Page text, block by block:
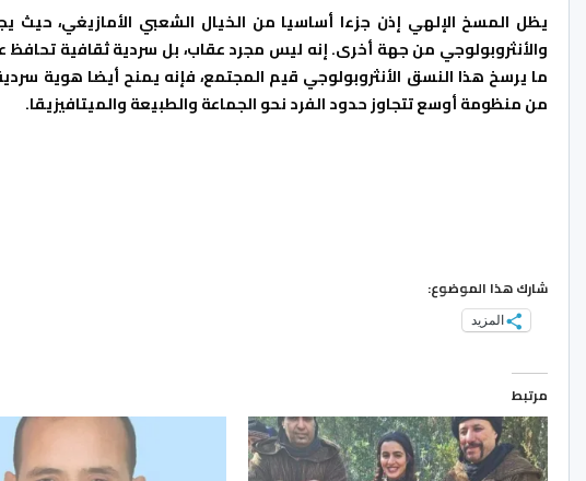
يظل المسخ الإلهي إذن جزءا أساسيا من الخيال الشعبي الأمازيغي، حيث
والأنثروبولوجي من جهة أخرى. إنه ليس مجرد عقاب، بل سردية ثقافية تحافظ
ما يرسخ هذا النسق الأنثروبولوجي قيم المجتمع، فإنه يمنح أيضا هوية
من منظومة أوسع تتجاوز حدود الفرد نحو الجماعة والطبيعة والميتافيزيقا.
شارك هذا الموضوع:
المزيد
مرتبط